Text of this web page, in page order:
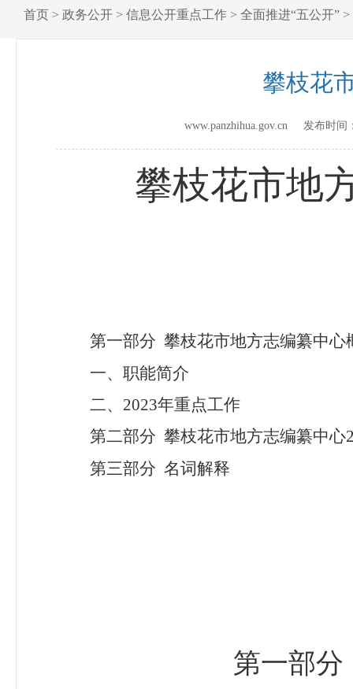
首页 > 政务公开 > 信息公开重点工作 > 全面推进“五公开” >
攀枝花
www.panzhihua.gov.cn 发布时间
攀枝花市地
第一部分 攀枝花市地方志编纂中心
一、 职能简介
二、 2023年重点工作
第二部分 攀枝花市地方志编纂中心
第三部分 名词解释
第一部